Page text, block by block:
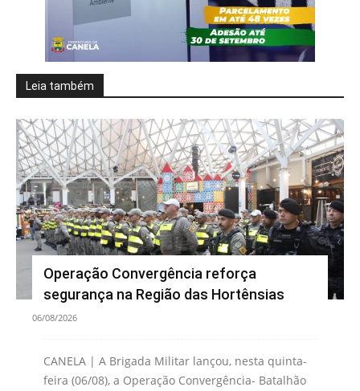
Leia também
Operação Convergência reforça
segurança na Região das Hortênsias
06/08/2026
CANELA | A Brigada Militar lançou, nesta quinta-
feira (06/08), a Operação Convergência- Batalhão